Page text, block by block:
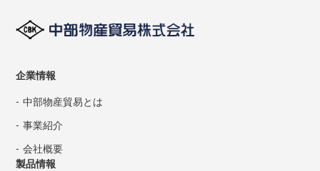
企業情報
中部物産貿易とは
事業紹介
会社概要
製品情報